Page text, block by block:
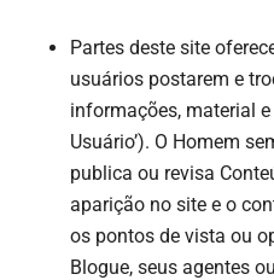
Partes deste site
usuários postarem e
informações, material e
Usuário’). O Homem
publica ou revisa
aparição no site e o
os pontos de vista ou
Blogue, seus agentes